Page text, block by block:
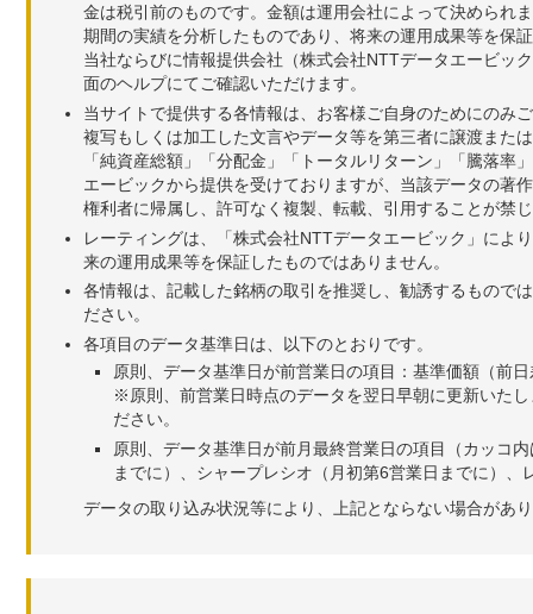
金は税引前のものです。金額は運用会社によって決められ
期間の実績を分析したものであり、将来の運用成果等を保
当社ならびに情報提供会社（株式会社NTTデータエービッ
面のヘルプにてご確認いただけます。
当サイトで提供する各情報は、お客様ご自身のためにのみ
複写もしくは加工した文言やデータ等を第三者に譲渡また
「純資産総額」「分配金」「トータルリターン」「騰落
エービックから提供を受けておりますが、当該データの著
権利者に帰属し、許可なく複製、転載、引用することが禁
レーティングは、「株式会社NTTデータエービック」によ
来の運用成果等を保証したものではありません。
各情報は、記載した銘柄の取引を推奨し、勧誘するもので
ださい。
各項目のデータ基準日は、以下のとおりです。
原則、データ基準日が前営業日の項目：基準価額（前
※原則、前営業日時点のデータを翌日早朝に更新いた
ださい。
原則、データ基準日が前月最終営業日の項目（カッコ
までに）、シャープレシオ（月初第6営業日までに）
データの取り込み状況等により、上記とならない場合があ